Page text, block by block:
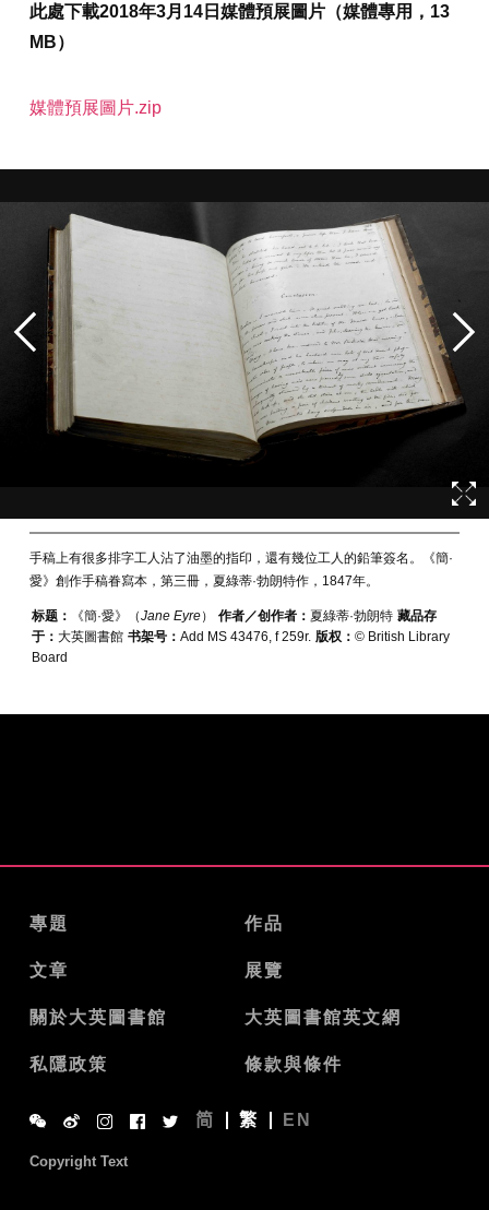
此處下載2018年3月14日媒體預展圖片（媒體專用，13
MB）
媒體預展圖片.zip
手稿上有很多排字工人沾了油墨的指印，還有幾位工人的鉛筆簽名。《簡·
愛》創作手稿眷寫本，第三冊，夏綠蒂·勃朗特作，1847年。
标题： 《簡·愛》（Jane Eyre） 作者／创作者： 夏綠蒂·勃朗特 藏品存
于： 大英圖書館 书架号： Add MS 43476, f 259r. 版权： © British Library
Board
專題 作品
文章 展覽
關於大英圖書館 大英圖書館英文網
私隱政策 條款與條件
简 繁 EN
Copyright Text